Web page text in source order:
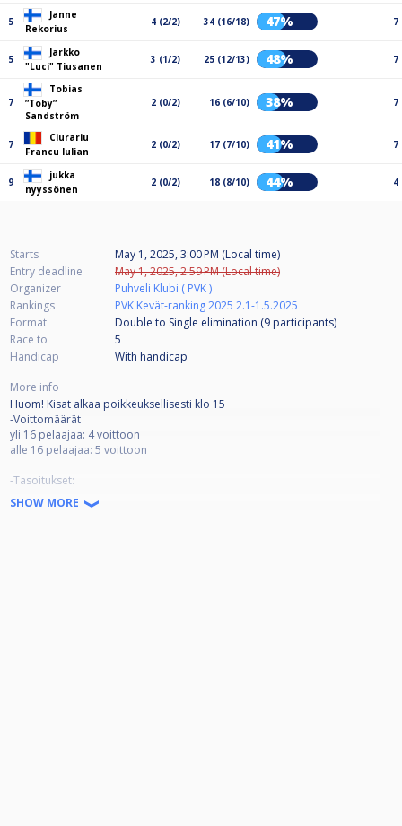
5
Janne
Rekorius
4 (2/2) 34 (16/18) 47% 7
5
Jarkko
"Luci" Tiusanen
3 (1/2) 25 (12/13) 48% 7
7
Tobias
”Toby”
Sandström
2 (0/2) 16 (6/10) 38% 7
7
Ciurariu
Francu Iulian
2 (0/2) 17 (7/10) 41% 7
9
jukka
nyyssönen
2 (0/2) 18 (8/10) 44% 4
Starts
May 1, 2025, 3:00 PM (Local time)
Entry deadline
May 1, 2025, 2:59 PM (Local time)
Organizer
Puhveli Klubi ( PVK )
Rankings
PVK Kevät-ranking 2025 2.1-1.5.2025
Format
Double to Single elimination (9 participants)
Race to
5
Handicap
With handicap
More info
Huom! Kisat alkaa poikkeuksellisesti klo 15
-Voittomäärät
yli 16 pelaajaa: 4 voittoon
alle 16 pelaajaa: 5 voittoon
-Tasoitukset:
Viikkokisavoittajat 0
Kaikki muut 1.
SHOW MORE